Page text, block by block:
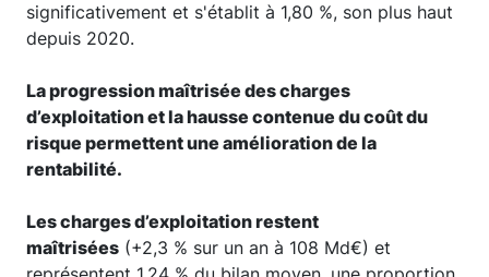
significativement et s'établit à 1,80 %, son plus haut
depuis 2020.
La progression maîtrisée des charges
d’exploitation et la hausse contenue du coût du
risque permettent une amélioration de la
rentabilité.
Les charges d’exploitation restent
maîtrisées (+2,3 % sur un an à 108 Md€) et